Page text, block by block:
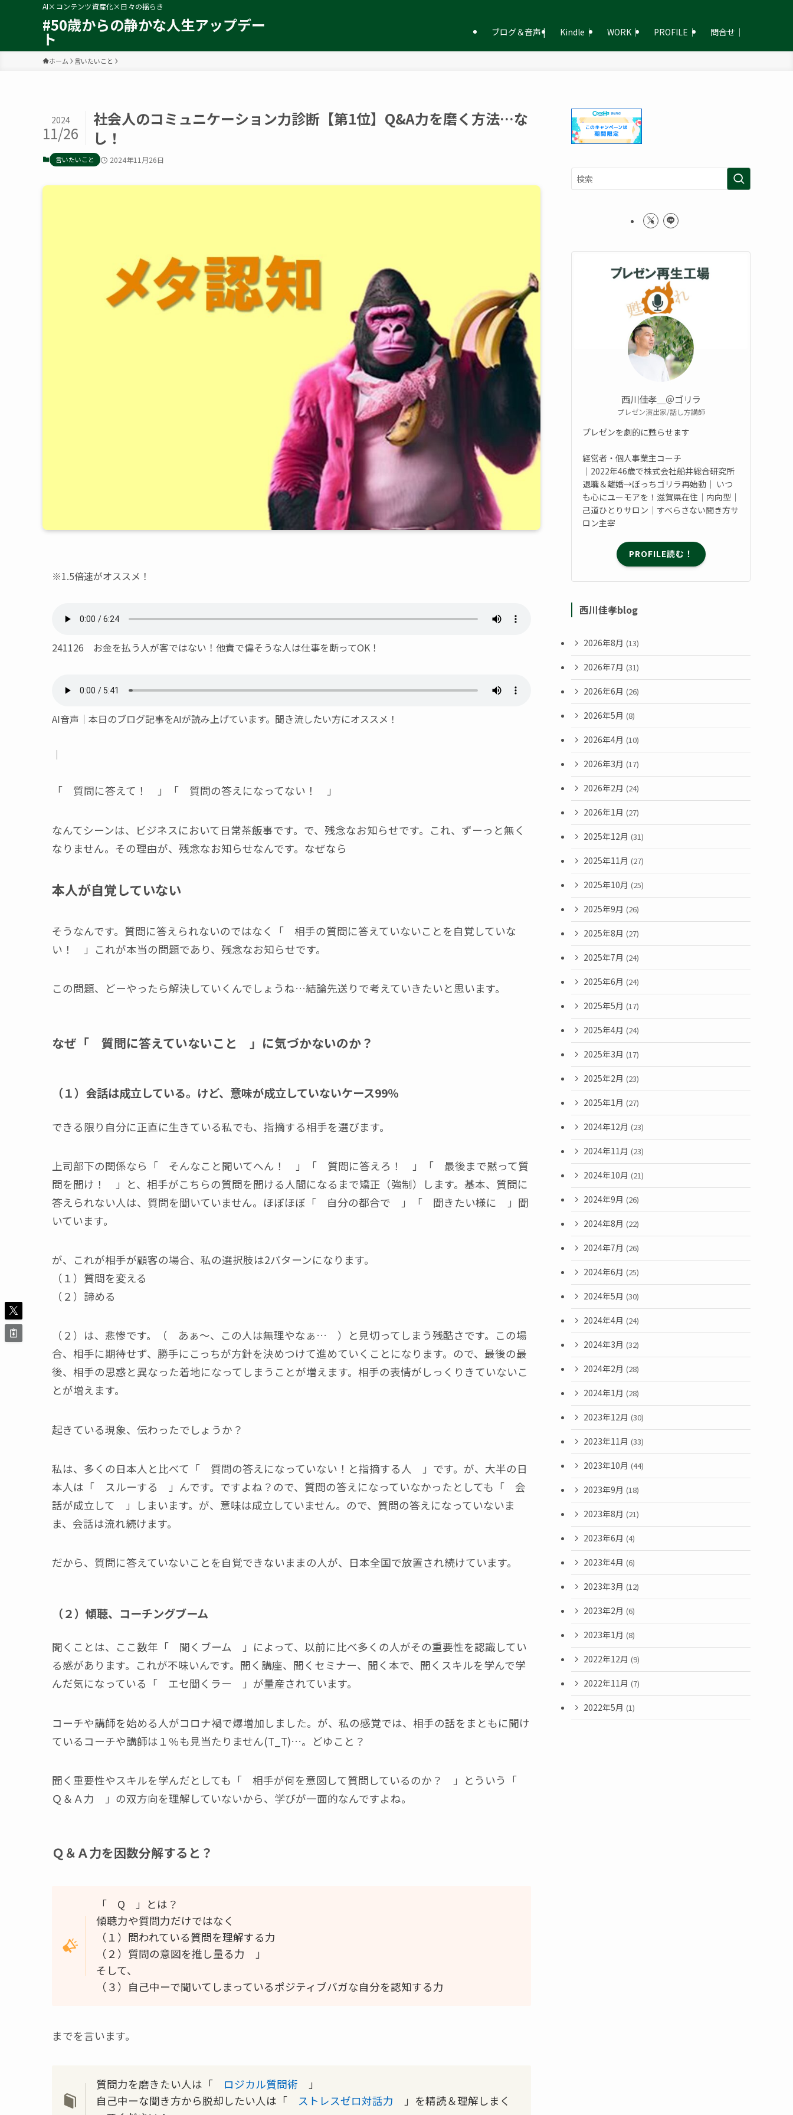
AI×コンテンツ資産化×日々の揺らき
#50歳からの静かな人生アップデー
ト ブログ＆音声 | Kindle｜ WORK｜ PROFILE｜ 問合せ｜
ホーム 言いたいこと
社会人のコミュニケーション力診断【第1位】Q&A力を磨く方法…な
し！
2024
11/26
言いたいこと 2024年11月26日
※1.5倍速がオススメ！
241126 お金を払う人が客ではない！他責で偉そうな人は仕事を断ってOK！
AI音声｜本日のブログ記事をAIが読み上げています。聞き流したい方にオススメ！
｜
「 質問に答えて！ 」「 質問の答えになってない！ 」
なんてシーンは、ビジネスにおいて日常茶飯事です。で、残念なお知らせです。これ、ずーっと無く
なりません。その理由が、残念なお知らせなんです。なぜなら
本人が自覚していない
そうなんです。質問に答えられないのではなく「 相手の質問に答えていないことを自覚していな
い！ 」これが本当の問題であり、残念なお知らせです。
この問題、どーやったら解決していくんでしょうね…結論先送りで考えていきたいと思います。
なぜ「 質問に答えていないこと 」に気づかないのか？
（１）会話は成立している。けど、意味が成立していないケース99％
できる限り自分に正直に生きている私でも、指摘する相手を選びます。
上司部下の関係なら「 そんなこと聞いてへん！ 」「 質問に答えろ！ 」「 最後まで黙って質
問を聞け！ 」と、相手がこちらの質問を聞ける人間になるまで矯正（強制）します。基本、質問に
答えられない人は、質問を聞いていません。ほぼほぼ「 自分の都合で 」「 聞きたい様に 」聞
いています。
が、これが相手が顧客の場合、私の選択肢は2パターンになります。
（１）質問を変える
（２）諦める
（２）は、悲惨です。（ あぁ～、この人は無理やなぁ… ）と見切ってしまう残酷さです。この場
合、相手に期待せず、勝手にこっちが方針を決めつけて進めていくことになります。ので、最後の最
後、相手の思惑と異なった着地になってしまうことが増えます。相手の表情がしっくりきていないこ
とが増えます。
起きている現象、伝わったでしょうか？
私は、多くの日本人と比べて「 質問の答えになっていない！と指摘する人 」です。が、大半の日
本人は「 スルーする 」んです。ですよね？ので、質問の答えになっていなかったとしても「 会
話が成立して 」しまいます。が、意味は成立していません。ので、質問の答えになっていないま
ま、会話は流れ続けます。
だから、質問に答えていないことを自覚できないままの人が、日本全国で放置され続けています。
（２）傾聴、コーチングブーム
聞くことは、ここ数年「 聞くブーム 」によって、以前に比べ多くの人がその重要性を認識してい
る感があります。これが不味いんです。聞く講座、聞くセミナー、聞く本で、聞くスキルを学んで学
んだ気になっている「 エセ聞くラー 」が量産されています。
コーチや講師を始める人がコロナ禍で爆増加しました。が、私の感覚では、相手の話をまともに聞け
ているコーチや講師は１％も見当たりません(T_T)…。どゆこと？
聞く重要性やスキルを学んだとしても「 相手が何を意図して質問しているのか？ 」とういう「
Ｑ＆Ａ力 」の双方向を理解していないから、学びが一面的なんですよね。
Ｑ＆Ａ力を因数分解すると？
「 Q 」とは？
傾聴力や質問力だけではなく
（１）問われている質問を理解する力
（２）質問の意図を推し量る力 」
そして、
（３）自己中ーで聞いてしまっているポジティブバガな自分を認知する力
までを言います。
質問力を磨きたい人は「 ロジカル質問術 」
自己中ーな聞き方から脱却したい人は「 ストレスゼロ対話力 」を精読＆理解しまく
西川佳孝＿＠ゴリラ
プレゼン演出家/話し方講師
プレゼンを劇的に甦らせます
経営者・個人事業主コーチ
｜2022年46歳で株式会社船井総合研究所
退職＆離婚→ぼっちゴリラ再始動｜ いつ
も心にユーモアを！滋賀県在住｜内向型｜
己道ひとりサロン｜すべらさない聞き方サ
ロン主宰
PROFILE読む！
西川佳孝blog
2026年8月 (13)
2026年7月 (31)
2026年6月 (26)
2026年5月 (8)
2026年4月 (10)
2026年3月 (17)
2026年2月 (24)
2026年1月 (27)
2025年12月 (31)
2025年11月 (27)
2025年10月 (25)
2025年9月 (26)
2025年8月 (27)
2025年7月 (24)
2025年6月 (24)
2025年5月 (17)
2025年4月 (24)
2025年3月 (17)
2025年2月 (23)
2025年1月 (27)
2024年12月 (23)
2024年11月 (23)
2024年10月 (21)
2024年9月 (26)
2024年8月 (22)
2024年7月 (26)
2024年6月 (25)
2024年5月 (30)
2024年4月 (24)
2024年3月 (32)
2024年2月 (28)
2024年1月 (28)
2023年12月 (30)
2023年11月 (33)
2023年10月 (44)
2023年9月 (18)
2023年8月 (21)
2023年6月 (4)
2023年4月 (6)
2023年3月 (12)
2023年2月 (6)
2023年1月 (8)
2022年12月 (9)
2022年11月 (7)
2022年5月 (1)